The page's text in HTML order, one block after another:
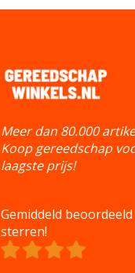
Meer dan 80.000
Koop gereedschap
laagste prijs!
Gemiddeld
sterren!